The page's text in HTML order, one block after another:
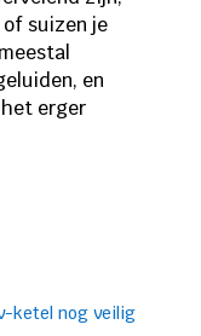
suizen je
en
erger